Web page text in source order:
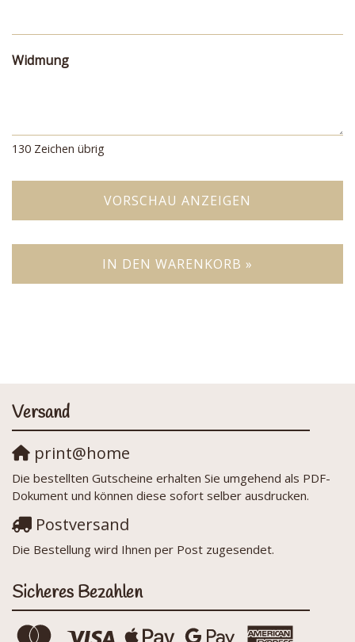
Widmung
130 Zeichen übrig
VORSCHAU ANZEIGEN
IN DEN WARENKORB »
Versand
print@home
Die bestellten Gutscheine erhalten Sie umgehend als PDF-
Dokument und können diese sofort selber ausdrucken.
Postversand
Die Bestellung wird Ihnen per Post zugesendet.
Sicheres Bezahlen